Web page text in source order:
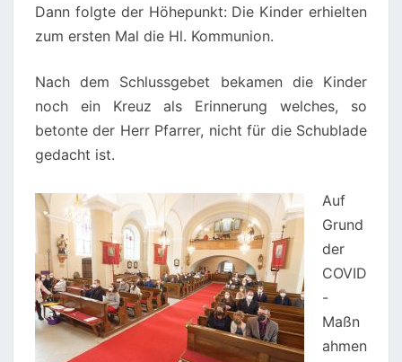
Dann folgte der Höhepunkt: Die Kinder erhielten
zum ersten Mal die Hl. Kommunion.
Nach dem Schlussgebet bekamen die Kinder
noch ein Kreuz als Erinnerung welches, so
betonte der Herr Pfarrer, nicht für die Schublade
gedacht ist.
Auf
Grund
der
COVID
-
Maßn
ahmen